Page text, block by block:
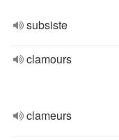
subsiste
clamours
clameurs